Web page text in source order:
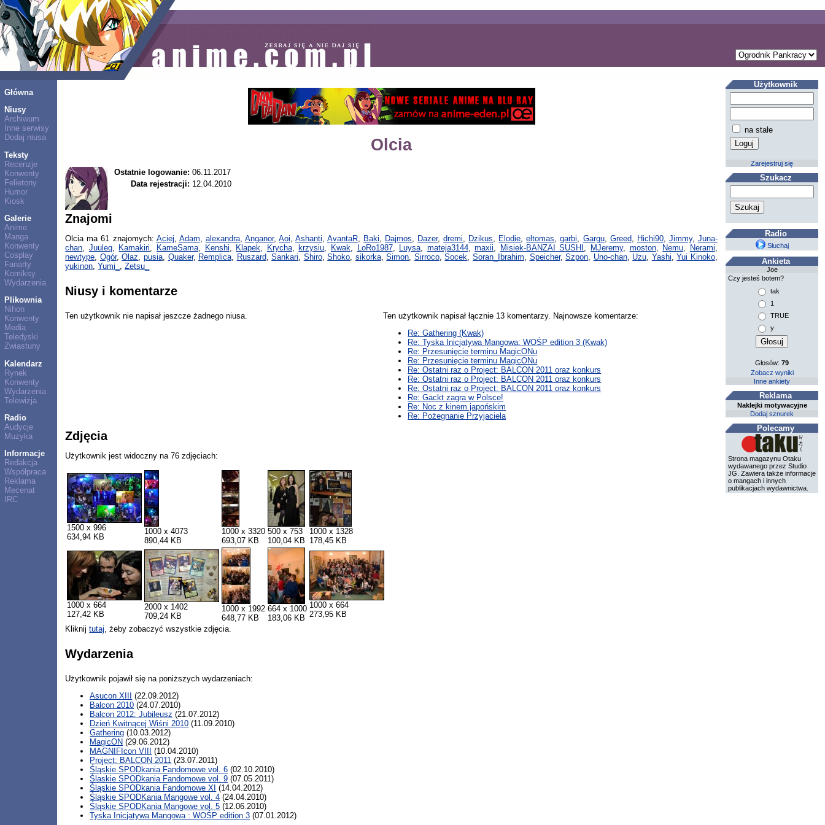
Główna
Niusy
Archiwum
Inne serwisy
Dodaj niusa
Teksty
Recenzje
Konwenty
Felietony
Humor
Kiosk
Galerie
Anime
Manga
Konwenty
Cosplay
Fanarty
Komiksy
Wydarzenia
Plikownia
Nihon
Konwenty
Media
Teledyski
Zwiastuny
Kalendarz
Rynek
Konwenty
Wydarzenia
Telewizja
Radio
Audycje
Muzyka
Informacje
Redakcja
Współpraca
Reklama
Mecenat
IRC
Olcia
Ostatnie logowanie: 06.11.2017
Data rejestracji: 12.04.2010
Znajomi
Olcia ma 61 znajomych: Aciej, Adam, alexandra, Anganor, Aoi, Ashanti, AvantaR, Baki, Dajmos, Dazer,dremi, Dzikus, Elodie,eltomas,garbi, Gargu, Greed, Hichi90, Jimmy, Juna-
chan, Juuleq, Kamakiri, KameSama, Kenshi, Klapek, Krycha, krzysiu, Kwak, LoRo1987, Luysa, mateja3144,maxii, Misiek-BANZAI SUSHI , MJeremy, moston, Nemu, Nerami,
newtype, Ogór,Olaz, pusia, Quaker, Remplica, Ruszard,Sankari, Shiro,Shoko, sikorka,Simon, Sirroco,Socek, Soran_Ibrahim, Speicher,Szpon, Uno-chan, Uzu, Yashi,Yui Kinoko,
yukinon,Yumi_ ,Zetsu_
Niusy i komentarze
Ten użytkownik nie napisał jeszcze żadnego niusa.
Ten użytkownik napisał łącznie 13 komentarzy. Najnowsze komentarze:
Re: Gathering (Kwak)
Re: Tyska Inicjatywa Mangowa: WOŚP edition 3 (Kwak)
Re: Przesunięcie terminu MagicONu
Re: Przesunięcie terminu MagicONu
Re: Ostatni raz o Project: BALCON 2011 oraz konkurs
Re: Ostatni raz o Project: BALCON 2011 oraz konkurs
Re: Ostatni raz o Project: BALCON 2011 oraz konkurs
Re: Gackt zagra w Polsce!
Re: Noc z kinem japońskim
Re: Pożegnanie Przyjaciela
Zdjęcia
Użytkownik jest widoczny na 76 zdjęciach:
1500 x 996
634,94 KB
1000 x 4073
890,44 KB
1000 x 3320
693,07 KB
500 x 753
100,04 KB
1000 x 1328
178,45 KB
1000 x 664
127,42 KB
2000 x 1402
709,24 KB
1000 x 1992
648,77 KB
664 x 1000
183,06 KB
1000 x 664
273,95 KB
Kliknijtutaj, żeby zobaczyć wszystkie zdjęcia.
Wydarzenia
Użytkownik pojawił się na poniższych wydarzeniach:
Asucon XIII
(22.09.2012)
Balcon 2010 (24.07.2010)
Balcon 2012: Jubileusz (21.07.2012)
Dzień Kwitnącej Wiśni 2010 (11.09.2010)
Gathering (10.03.2012)
MagicON (29.06.2012)
MAGNIFIcon VIII
(10.04.2010)
Project: BALCON 2011 (23.07.2011)
Śląskie SPODkania Fandomowe vol. 6 (02.10.2010)
Ślaskie SPODkania Fandomowe vol. 9 (07.05.2011)
Śląskie SPODkania Fandomowe XI (14.04.2012)
Śląskie SPODKania Mangowe vol. 4 (24.04.2010)
Śląskie SPODKania Mangowe vol. 5 (12.06.2010)
Tyska Inicjatywa Mangowa : WOŚP edition 3 (07.01.2012)
Użytkownik
na stałe
Zarejestruj się
Szukacz
Radio
Słuchaj
Ankieta
Joe
Czy jesteś botem?
tak
1
TRUE
y
Głosów:79
Zobacz wyniki
Inne ankiety
Reklama
Naklejki motywacyjne
Dodaj sznurek
Polecamy
Strona magazynu Otaku
wydawanego przez Studio
JG. Zawiera także informacje
o mangach i innych
publikacjach wydawnictwa.